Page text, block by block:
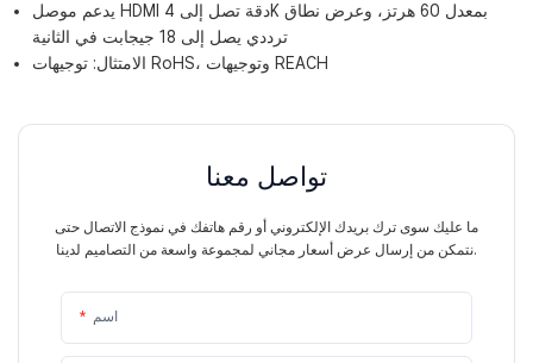
يدعم موصل HDMI دقة تصل إلى 4K بمعدل 60 هرتز، وعرض نطاق
ترددي يصل إلى 18 جيجابت في الثانية
الامتثال: توجيهات RoHS، وتوجيهات REACH
تواصل معنا
ما عليك سوى ترك بريدك الإلكتروني أو رقم هاتفك في نموذج الاتصال حتى
نتمكن من إرسال عرض أسعار مجاني لمجموعة واسعة من التصاميم لدينا.
اسم